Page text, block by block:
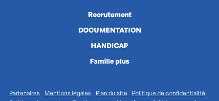
Recrutement
DOCUMENTATION
HANDICAP
Famille plus
Partenaires Mentions légales Plan du site
Politique de confidentialité